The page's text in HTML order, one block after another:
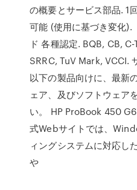
の概要とサービス部品. 1
可能 (使用に基づき変化).
ド 各種認定. BQB, CB,
SRRC, TuV Mark, VCCI.
以下の製品向けに、最新
ェア、及びソフトウェア
い。 HP ProBook 450
式Webサイトでは、
ィングシステムに対応し
や